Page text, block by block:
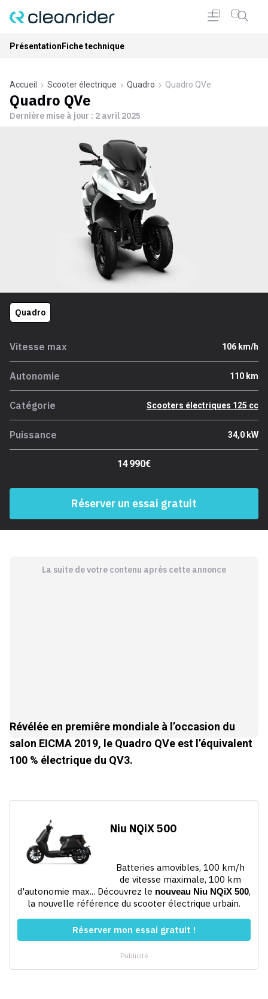
Présentation Fiche technique
Accueil Scooter électrique Quadro Quadro QVe
Quadro QVe
Dernière mise à jour : 2 avril 2025
Quadro
Vitesse max 106 km/h
Autonomie 110 km
Catégorie Scooters électriques 125 cc
Puissance 34,0 kW
14 990€
Réserver un essai gratuit
La suite de votre contenu après cette annonce
Révélée en premiêre mondiale à l’occasion du
salon EICMA 2019, le Quadro QVe est l’équivalent
100 % électrique du QV3.